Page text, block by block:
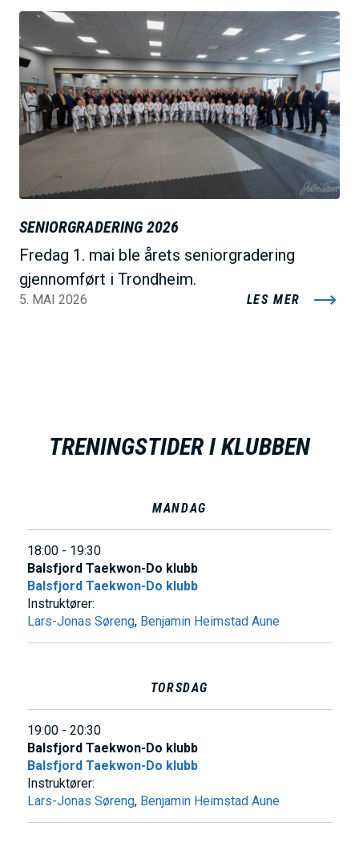
i
l
d
e
SENIORGRADERING 2026
Fredag 1. mai ble årets seniorgradering
gjennomført i Trondheim.
5. MAI 2026 LES MER
TRENINGSTIDER I KLUBBEN
MANDAG
18:00 - 19:30
Balsfjord Taekwon-Do klubb
Balsfjord Taekwon-Do klubb
Instruktører:
Lars-Jonas Søreng, Benjamin Heimstad Aune
TORSDAG
19:00 - 20:30
Balsfjord Taekwon-Do klubb
Balsfjord Taekwon-Do klubb
Instruktører:
Lars-Jonas Søreng, Benjamin Heimstad Aune